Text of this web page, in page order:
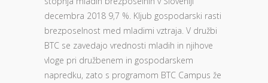
decembra 2018 9,7 %. Kljub gospodarski rasti
brezposelnost med mladimi vztraja. V družbi
BTC se zavedajo vrednosti mladih in njihove
vloge pri družbenem in gospodarskem
napredku, zato s programom BTC Campus že